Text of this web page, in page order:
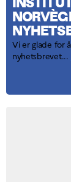
Vi er glade for
nyhetsbrevet...